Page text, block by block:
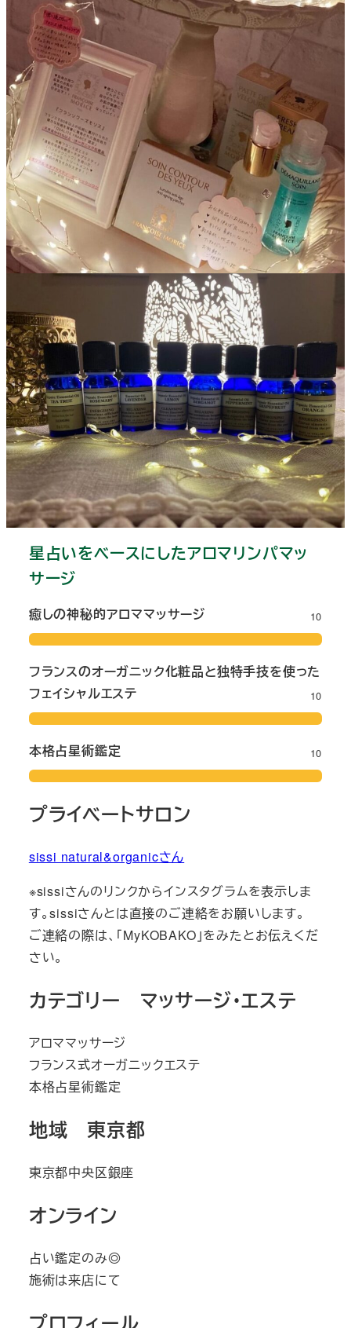
星占いをベースにしたアロマリンパマッ
サージ
癒しの神秘的アロママッサージ 10
フランスのオーガニック化粧品と独特手技を使った
フェイシャルエステ
10
本格占星術鑑定 10
プライベートサロン
sissi natural&organicさん
※sissiさんのリンクからインスタグラムを表示しま
す。sissiさんとは直接のご連絡をお願いします。
ご連絡の際は、「MyKOBAKO」をみたとお伝えくだ
さい。
カテゴリー マッサージ・エステ
アロママッサージ
フランス式オーガニックエステ
本格占星術鑑定
地域 東京都
東京都中央区銀座
オンライン
占い鑑定のみ◎
施術は来店にて
プロフィール